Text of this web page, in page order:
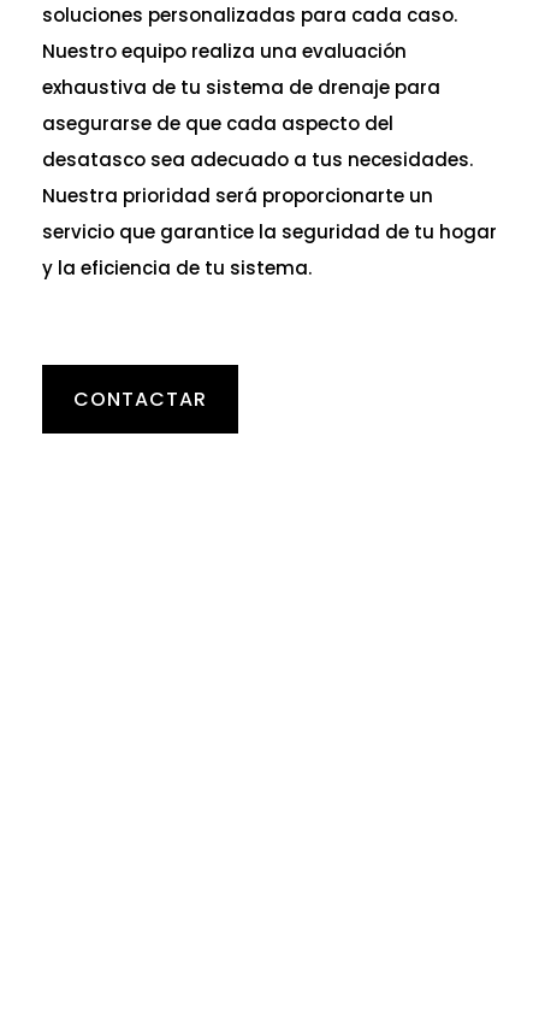
soluciones personalizadas para cada caso.
Nuestro equipo realiza una evaluación
exhaustiva de tu sistema de drenaje para
asegurarse de que cada aspecto del
desatasco sea adecuado a tus necesidades.
Nuestra prioridad será proporcionarte un
servicio que garantice la seguridad de tu hogar
y la eficiencia de tu sistema.
CONTACTAR